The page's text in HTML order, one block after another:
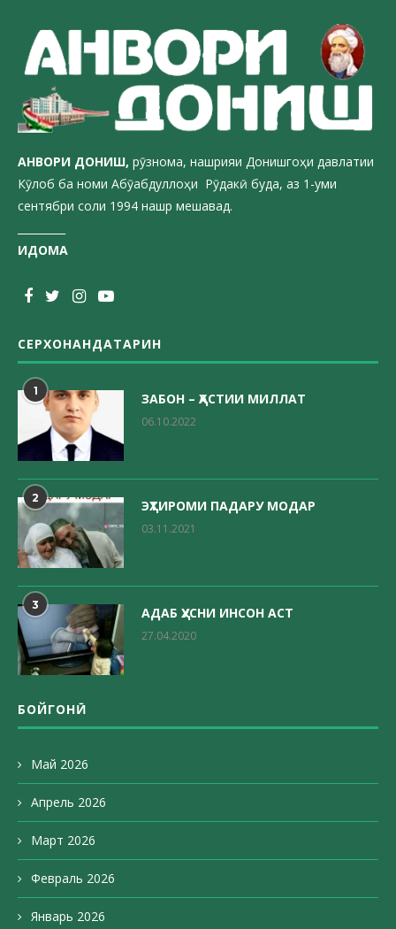
АНВОРИ ДОНИШ, рӯзнома, нашрияи Донишгоҳи давлатии
Кӯлоб ба номи Абӯабдуллоҳи Рӯдакӣ буда, аз 1-уми
сентябри соли 1994 нашр мешавад.
ИДОМА
СЕРХОНАНДАТАРИН
1 ЗАБОН – ҲАСТИИ МИЛЛАТ
06.10.2022
2 ЭҲТИРОМИ ПАДАРУ МОДАР
03.11.2021
3 АДАБ ҲУСНИ ИНСОН АСТ
27.04.2020
БОЙГОНӢ
Май 2026
Апрель 2026
Март 2026
Февраль 2026
Январь 2026